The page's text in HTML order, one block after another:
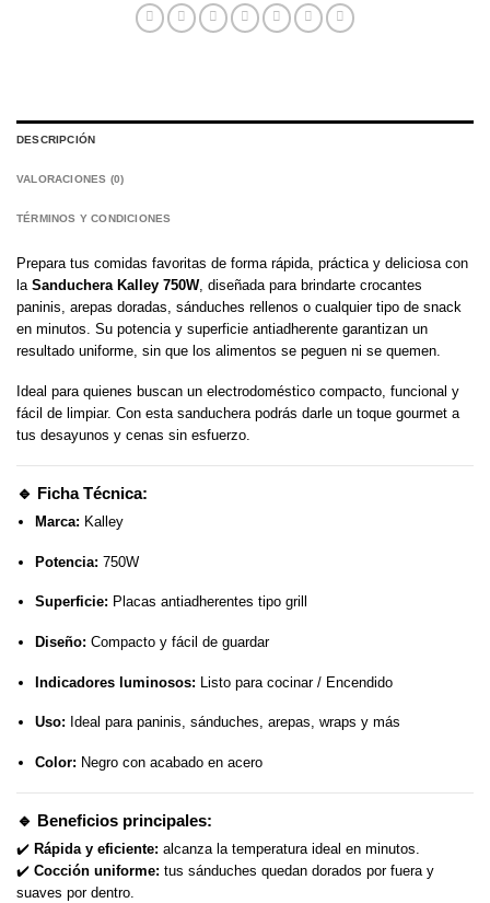
DESCRIPCIÓN
VALORACIONES (0)
TÉRMINOS Y CONDICIONES
Prepara tus comidas favoritas de forma rápida, práctica y deliciosa con
la Sanduchera Kalley 750W, diseñada para brindarte crocantes
paninis, arepas doradas, sánduches rellenos o cualquier tipo de snack
en minutos. Su potencia y superficie antiadherente garantizan un
resultado uniforme, sin que los alimentos se peguen ni se quemen.
Ideal para quienes buscan un electrodoméstico compacto, funcional y
fácil de limpiar. Con esta sanduchera podrás darle un toque gourmet a
tus desayunos y cenas sin esfuerzo.
🔹 Ficha Técnica:
Marca: Kalley
Potencia: 750W
Superficie: Placas antiadherentes tipo grill
Diseño: Compacto y fácil de guardar
Indicadores luminosos: Listo para cocinar / Encendido
Uso: Ideal para paninis, sánduches, arepas, wraps y más
Color: Negro con acabado en acero
🔹 Beneficios principales:
✔️ Rápida y eficiente: alcanza la temperatura ideal en minutos.
✔️ Cocción uniforme: tus sánduches quedan dorados por fuera y
suaves por dentro.